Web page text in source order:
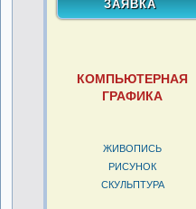
КОМПЬЮТЕРНАЯ
ГРАФИКА
ЖИВОПИСЬ
РИСУНОК
СКУЛЬПТУРА